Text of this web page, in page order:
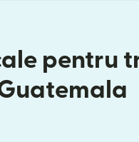
pentru